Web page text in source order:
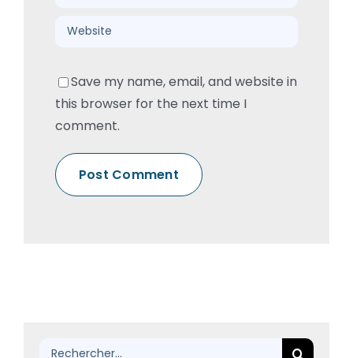
Save my name, email, and website in
this browser for the next time I
comment.
Rechercher: